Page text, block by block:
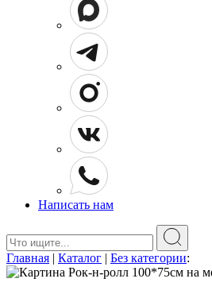
Написать нам
Главная | Каталог | Без категории: